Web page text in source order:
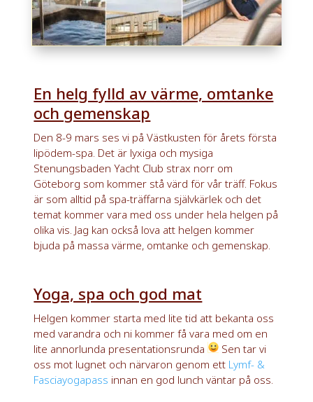
En helg fylld av värme, omtanke
och gemenskap
Den 8-9 mars ses vi på Västkusten för årets första
lipödem-spa. Det är lyxiga och mysiga
Stenungsbaden Yacht Club strax norr om
Göteborg som kommer stå värd för vår träff. Fokus
är som alltid på spa-träffarna självkärlek och det
temat kommer vara med oss under hela helgen på
olika vis. Jag kan också lova att helgen kommer
bjuda på massa värme, omtanke och gemenskap.
Yoga, spa och god mat
Helgen kommer starta med lite tid att bekanta oss
med varandra och ni kommer få vara med om en
lite annorlunda presentationsrunda
Sen tar vi
oss mot lugnet och närvaron genom ett Lymf- &
Fasciayogapass innan en god lunch väntar på oss.